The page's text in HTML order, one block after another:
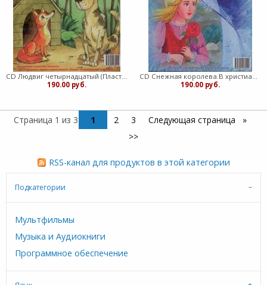
CD Людвиг четырнадцатый (Пластиковый футляр)
190.00 руб.
CD Снежная королева.В христианском прочтении (Пластиковый футляр)
190.00 руб.
Страница 1 из 3 1 2 3
Следующая страница
>>
RSS-канал для продуктов в этой категории
Подкатегории
Мультфильмы
Музыка и Аудиокниги
Программное обеспечение